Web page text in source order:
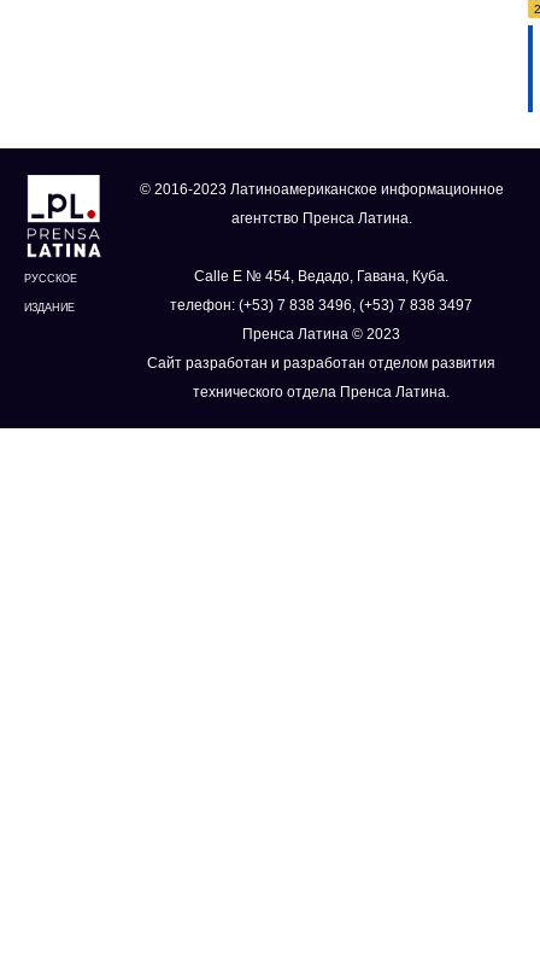
РУССКОЕ
ИЗДАНИЕ
© 2016-2023 Латиноамериканское информационное
агентство Пренса Латина.
Calle E № 454, Ведадо, Гавана, Куба.
телефон: (+53) 7 838 3496, (+53) 7 838 3497
Пренса Латина © 2023
Сайт разработан и разработан отделом развития
технического отдела Пренса Латина.